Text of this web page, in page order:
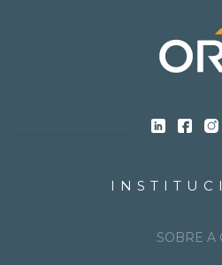
SOBRE A